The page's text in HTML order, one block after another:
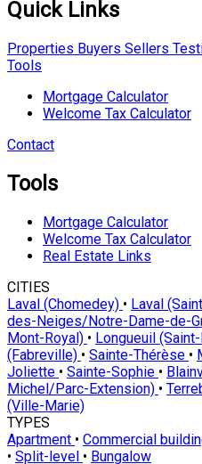
Quick Links
Properties Buyers Sellers
Tools
Mortgage Calculator
Welcome Tax Calculator
Contact
Tools
Mortgage Calculator
Welcome Tax Calculator
Real Estate Links
CITIES
Laval (Chomedey) • Laval
des-Neiges/Notre-Dame-de-
Mont-Royal) • Longueuil
(Fabreville) • Sainte-Thérèse •
Joliette • Sainte-Sophie •
Michel/Parc-Extension) •
(Ville-Marie)
TYPES
Apartment • Commercial
• Split-level • Bungalow